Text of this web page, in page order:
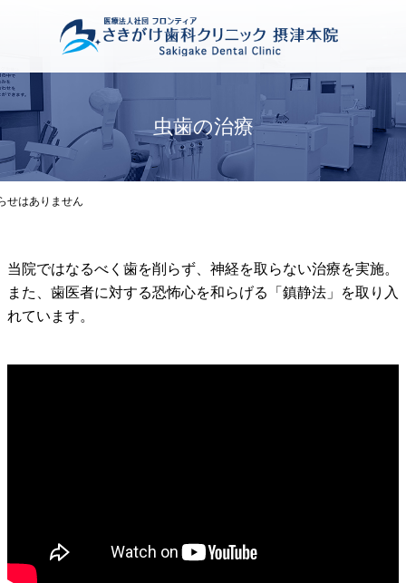
虫歯の治療
当院ではなるべく歯を削らず、神経を取らない治療を実施。
また、歯医者に対する恐怖心を和らげる「鎮静法」を取り入
れています。